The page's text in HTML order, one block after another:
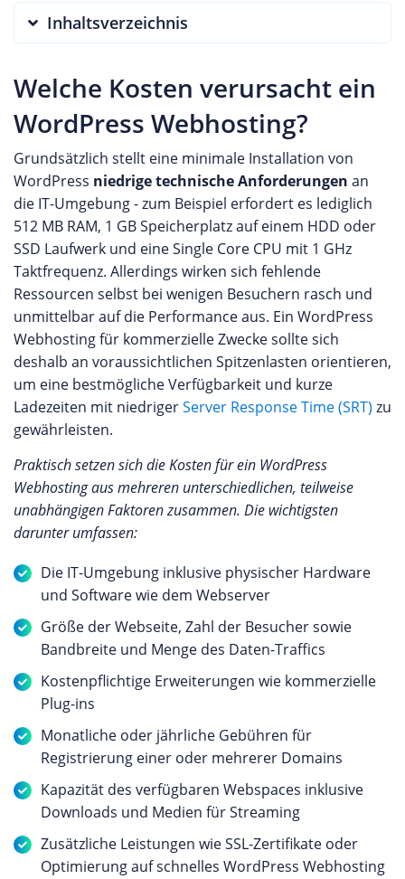
Inhaltsverzeichnis
Welche Kosten verursacht ein
WordPress Webhosting?
Grundsätzlich stellt eine minimale Installation von
WordPress niedrige technische Anforderungen an
die IT-Umgebung - zum Beispiel erfordert es lediglich
512 MB RAM, 1 GB Speicherplatz auf einem HDD oder
SSD Laufwerk und eine Single Core CPU mit 1 GHz
Taktfrequenz. Allerdings wirken sich fehlende
Ressourcen selbst bei wenigen Besuchern rasch und
unmittelbar auf die Performance aus. Ein WordPress
Webhosting für kommerzielle Zwecke sollte sich
deshalb an voraussichtlichen Spitzenlasten orientieren,
um eine bestmögliche Verfügbarkeit und kurze
Ladezeiten mit niedrigerServer Response Time (SRT) zu
gewährleisten.
Praktisch setzen sich die Kosten für ein WordPress
Webhosting aus mehreren unterschiedlichen, teilweise
unabhängigen Faktoren zusammen. Die wichtigsten
darunter umfassen:
Die IT-Umgebung inklusive physischer Hardware
und Software wie dem Webserver
Größe der Webseite, Zahl der Besucher sowie
Bandbreite und Menge des Daten-Traffics
Kostenpflichtige Erweiterungen wie kommerzielle
Plug-ins
Monatliche oder jährliche Gebühren für
Registrierung einer oder mehrerer Domains
Kapazität des verfügbaren Webspaces inklusive
Downloads und Medien für Streaming
Zusätzliche Leistungen wie SSL-Zertifikate oder
Optimierung auf schnelles WordPress Webhosting